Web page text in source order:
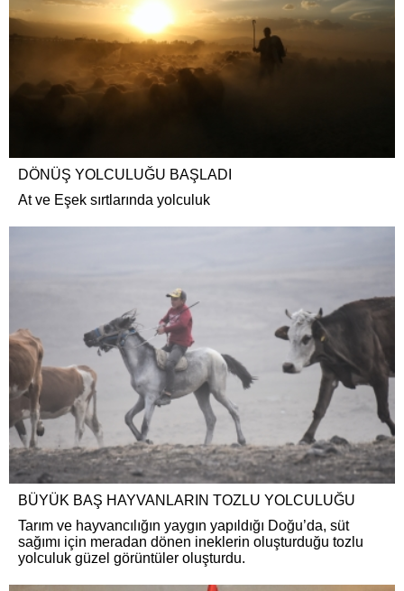
DÖNÜŞ YOLCULUĞU BAŞLADI
At ve Eşek sırtlarında yolculuk
BÜYÜK BAŞ HAYVANLARIN TOZLU YOLCULUĞU
Tarım ve hayvancılığın yaygın yapıldığı Doğu’da, süt
sağımı için meradan dönen ineklerin oluşturduğu tozlu
yolculuk güzel görüntüler oluşturdu.